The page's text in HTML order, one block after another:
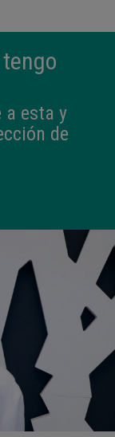
a esta y
de